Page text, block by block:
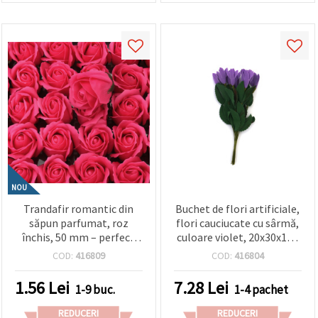
NOU
Trandafir romantic din
săpun parfumat, roz
închis, 50 mm – perfect
pentru cadouri elegante,
decor pentru casă,
proiecte DIY și hobby
COD: 416809
1.56 Lei 1-9 buc.
REDUCERI
Buchet de flori artificiale,
flori cauciucate cu sârmă,
culoare violet, 20x30x190
mm - 10 buc.
COD: 416804
7.28 Lei 1-4 pachet
REDUCERI